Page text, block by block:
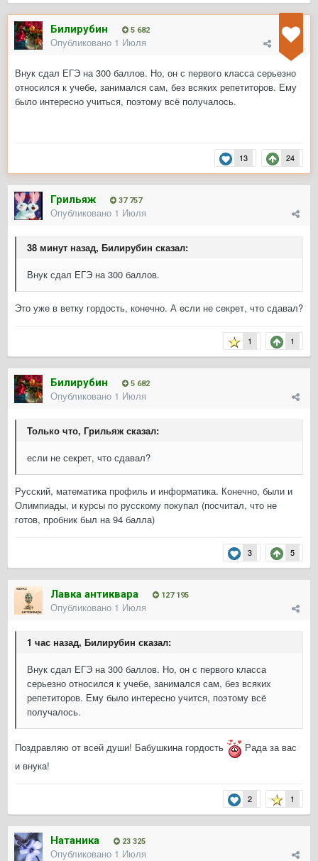
Билирубин 5 682
Опубликовано 1 Июля
Внук сдал ЕГЭ на 300 баллов. Но, он с первого класса серьезно
относился к учебе, занимался сам, без всяких репетиторов. Ему
было интересно учиться, поэтому всё получалось.
13 24
Грильяж 37 757
Опубликовано 1 Июля
38 минут назад, Билирубин сказал:
Внук сдал ЕГЭ на 300 баллов.
Это уже в ветку гордость, конечно. А если не секрет, что сдавал?
1 1
Билирубин 5 682
Опубликовано 1 Июля
Только что, Грильяж сказал:
если не секрет, что сдавал?
Русский, математика профиль и информатика. Конечно, были и
Олимпиады, и курсы по русскому покупал (посчитал, что не
готов, пробник был на 94 балла)
3 5
Лавка антиквара 127 195
Опубликовано 1 Июля
1 час назад, Билирубин сказал:
Внук сдал ЕГЭ на 300 баллов. Но, он с первого класса
серьезно относился к учебе, занимался сам, без всяких
репетиторов. Ему было интересно учится, поэтому всё
получалось.
Поздравляю от всей души! Бабушкина гордость
Рада за вас
и внука!
2 1
Натаника 23 325
Опубликовано 1 Июля